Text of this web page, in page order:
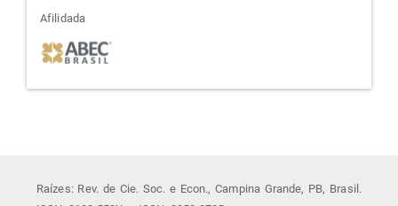
afiliada
Afilidada
Raízes: Rev. de Cie. Soc. e Econ., Campina Grande, PB, Brasil.